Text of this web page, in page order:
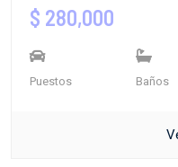
$ 280,000
Puestos Baños